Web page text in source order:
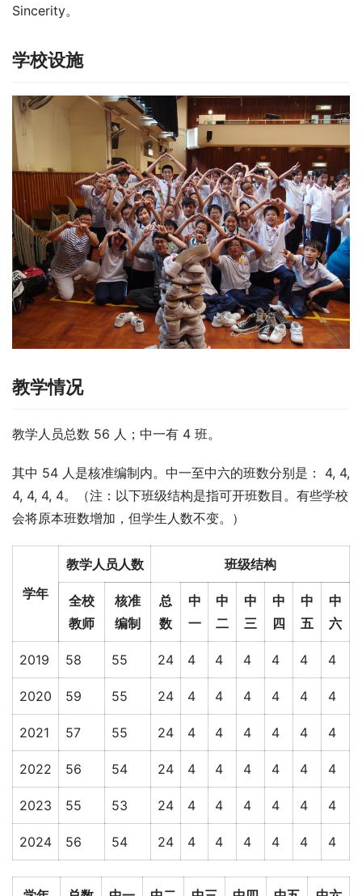
Sincerity。
学校设施
教学情况
教学人员总数 56 人；中一有 4 班。
其中 54 人是核准编制内。中一至中六的班数分别是： 4, 4,
4, 4, 4, 4。（注：以下班级结构是指可开班数目。有些学校
会将原本班数增加，但学生人数不变。）
学年
教学人员人数 班级结构
全校
教师
核准
编制
总
数
中
一
中
二
中
三
中
四
中
五
中
六
2019 58 55 24 4 4 4 4 4 4
2020 59 55 24 4 4 4 4 4 4
2021 57 55 24 4 4 4 4 4 4
2022 56 54 24 4 4 4 4 4 4
2023 55 53 24 4 4 4 4 4 4
2024 56 54 24 4 4 4 4 4 4